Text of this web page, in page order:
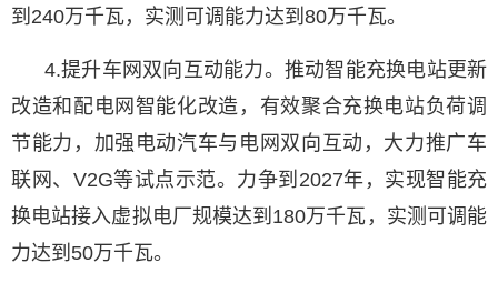
到240万千瓦，实测可调能力达到80万千瓦。
4.提升车网双向互动能力。推动智能充换电站更新
改造和配电网智能化改造，有效聚合充换电站负荷调
节能力，加强电动汽车与电网双向互动，大力推广车
联网、V2G等试点示范。力争到2027年，实现智能充
换电站接入虚拟电厂规模达到180万千瓦，实测可调能
力达到50万千瓦。